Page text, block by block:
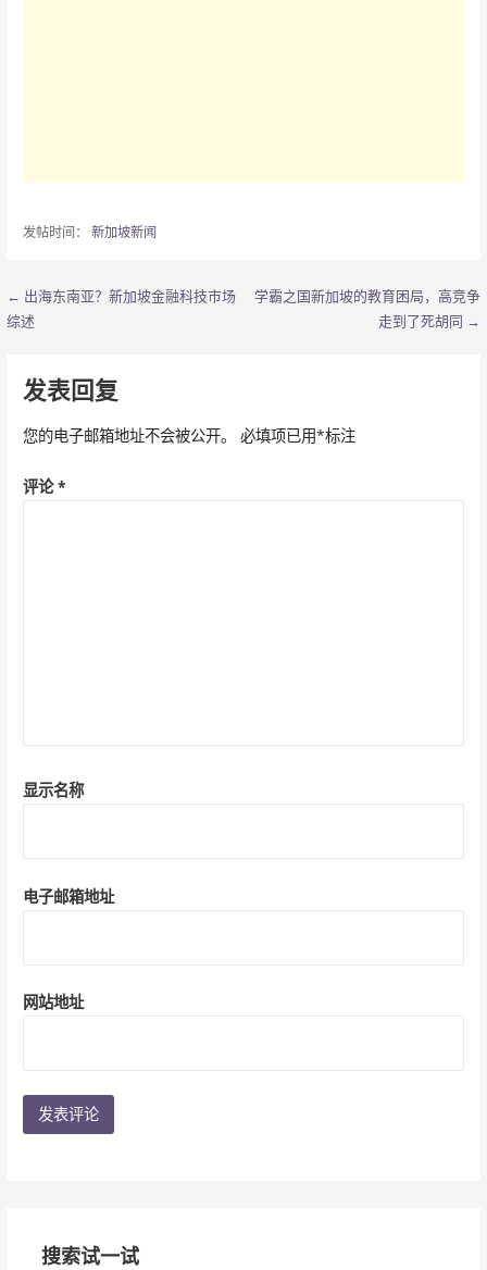
发帖时间： 新加坡新闻
文
导
航
← 出海东南亚？新加坡金融科技市场
综述
学霸之国新加坡的教育困局，高竞争
走到了死胡同 →
发表回复
您的电子邮箱地址不会被公开。 必填项已用*标注
评论*
显示名称
电子邮箱地址
网站地址
搜索试一试